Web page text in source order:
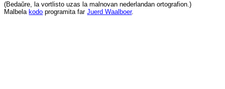
(Bedaŭre, la vortlisto uzas la malnovan nederlandan ortografion.)
Malbela kodo programita far Juerd Waalboer.